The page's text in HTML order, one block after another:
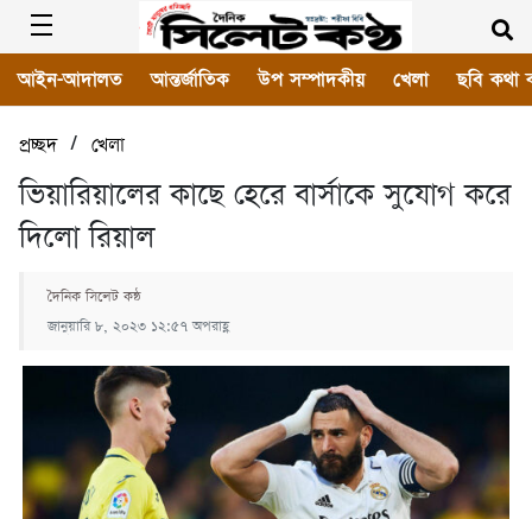
আইন-আদালত আন্তর্জাতিক উপ সম্পাদকীয় খেলা ছবি কথা
প্রচ্ছদ/ খেলা
ভিয়ারিয়ালের কাছে হেরে বার্সাকে সুযোগ করে
দিলো রিয়াল
দৈনিক সিলেট কন্ঠ
জানুয়ারি ৮, ২০২৩ ১২:৫৭ অপরাহ্ণ